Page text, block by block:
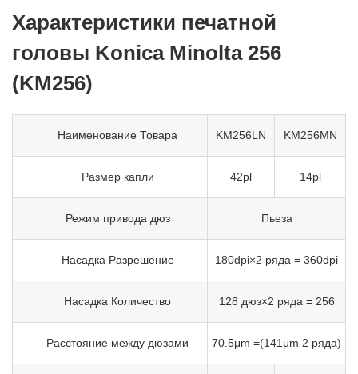
Характеристики печатной
головы Konica Minolta 256
(KM256)
Наименование Товара KM256LN KM256MN
Размер капли 42pl 14pl
Режим привода дюз Пьеза
Насадка Разрешение 180dpi×2 ряда = 360dpi
Насадка Количество 128 дюз×2 ряда = 256
Расстояние между дюзами 70.5μm =(141μm 2 ряда)